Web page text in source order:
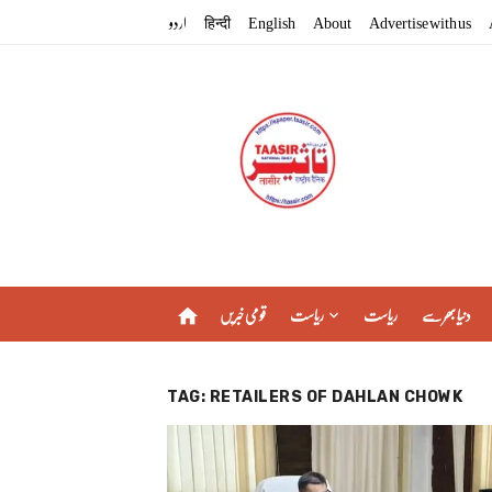
اردو हिन्दी English About Advertise with us
home قومی خبریں ریاست ریاست دنیا بھر سے
TAG: RETAILERS OF DAHLAN CHOWK